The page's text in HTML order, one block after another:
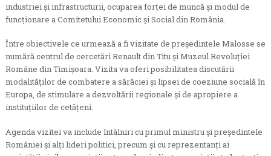
industriei și infrastructurii, ocuparea forței de muncă și modul de
funcționare a Comitetului Economic și Social din România.
Între obiectivele ce urmează a fi vizitate de președintele Malosse se
numără centrul de cercetări Renault din Titu și Muzeul Revoluției
Române din Timișoara. Vizita va oferi posibilitatea discutării
modalităților de combatere a sărăciei și lipsei de coeziune socială în
Europa, de stimulare a dezvoltării regionale și de apropiere a
instituțiilor de cetățeni.
Agenda vizitei va include întâlniri cu primul ministru și președintele
României și alți lideri politici, precum și cu reprezentanți ai